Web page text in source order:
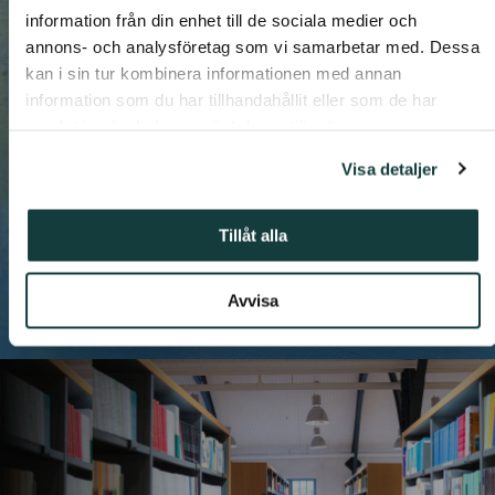
information från din enhet till de sociala medier och
annons- och analysföretag som vi samarbetar med. Dessa
kan i sin tur kombinera informationen med annan
information som du har tillhandahållit eller som de har
Visa detaljer
Tillåt alla
Avvisa
Kultur
Kultursomgynnardet
Tackvarevårhistoria ochdedonationer